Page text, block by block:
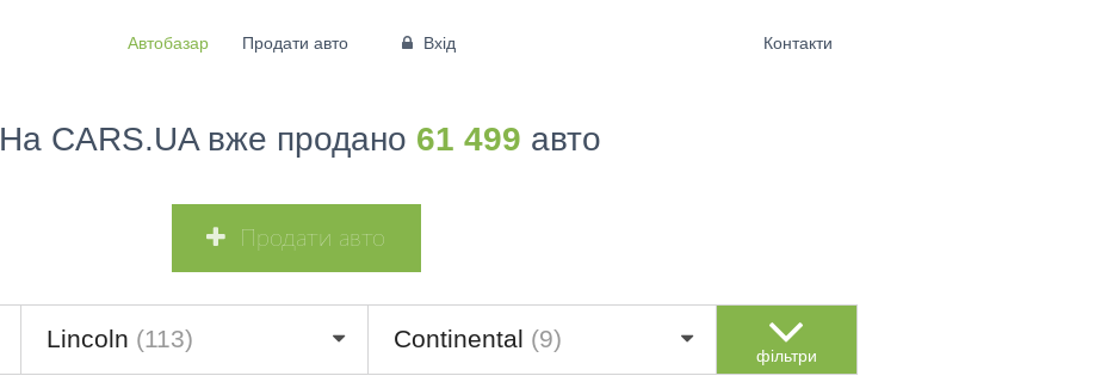
Автобазар Продати авто Вхід Контакти
На CARS.UA вже продано 61 499 авто
Продати авто
Lincoln (113) Continental (9)
фільтри